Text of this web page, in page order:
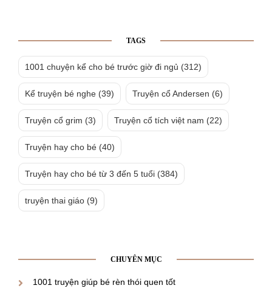
TAGS
1001 chuyện kể cho bé trước giờ đi ngủ (312)
Kể truyện bé nghe (39) Truyện cổ Andersen (6)
Truyện cổ grim (3) Truyện cổ tích việt nam (22)
Truyện hay cho bé (40)
Truyện hay cho bé từ 3 đến 5 tuổi (384)
truyện thai giáo (9)
CHUYÊN MỤC
1001 truyện giúp bé rèn thói quen tốt